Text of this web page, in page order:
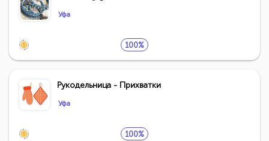
Уфа
100%
Рукодельница - Прихватки
Уфа
100%